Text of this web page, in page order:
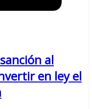
al
en ley el